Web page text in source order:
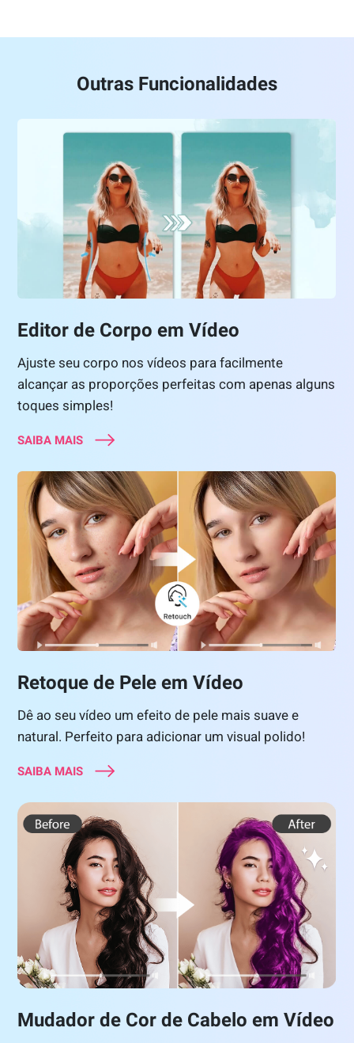
Outras Funcionalidades
Editor de Corpo em Vídeo
Ajuste seu corpo nos vídeos para facilmente
alcançar as proporções perfeitas com apenas alguns
toques simples!
SAIBA MAIS
Retoque de Pele em Vídeo
Dê ao seu vídeo um efeito de pele mais suave e
natural. Perfeito para adicionar um visual polido!
SAIBA MAIS
Mudador de Cor de Cabelo em Vídeo